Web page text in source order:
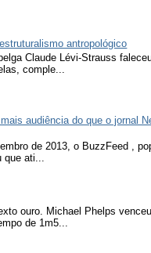
antropológico
Claude Lévi-Strauss
comple...
audiência do que o jornal
de 2013, o BuzzFeed ,
ati...
ouro. Michael Phelps
de 1m5...